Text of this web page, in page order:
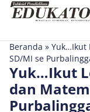
Beranda » Yuk…Ikut
SD/MI se
Yuk…Ikut
dan